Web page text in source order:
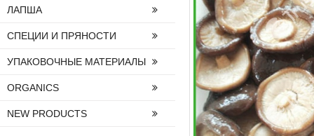
ЛАПША
СПЕЦИИ И ПРЯНОСТИ
УПАКОВОЧНЫЕ МАТЕРИАЛЫ
ORGANICS
NEW PRODUCTS